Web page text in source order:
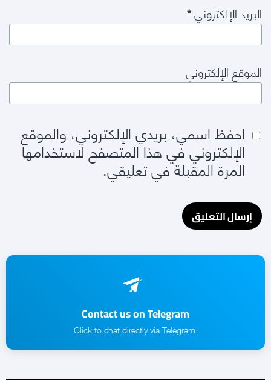
البريد الإلكتروني*
الموقع الإلكتروني
احفظ اسمي، بريدي الإلكتروني، والموقع
الإلكتروني في هذا المتصفح لاستخدامها
المرة المقبلة في تعليقي.
Contact us on Telegram
.Click to chat directly via Telegram